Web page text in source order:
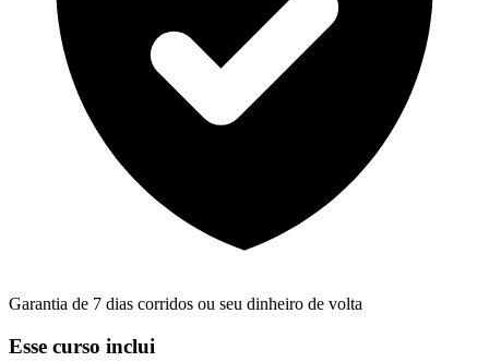
Garantia de 7 dias corridos ou seu dinheiro de volta
Esse curso inclui